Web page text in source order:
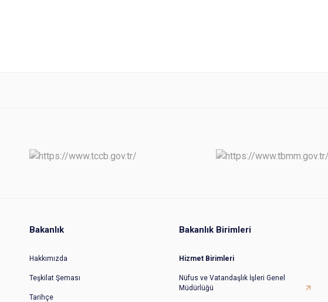
Bakanlık
Hakkımızda
Teşkilat Şeması
Tarihçe
Bakanlık Birimleri
Hizmet Birimleri
Nüfus ve Vatandaşlık İşleri Genel
Müdürlüğü